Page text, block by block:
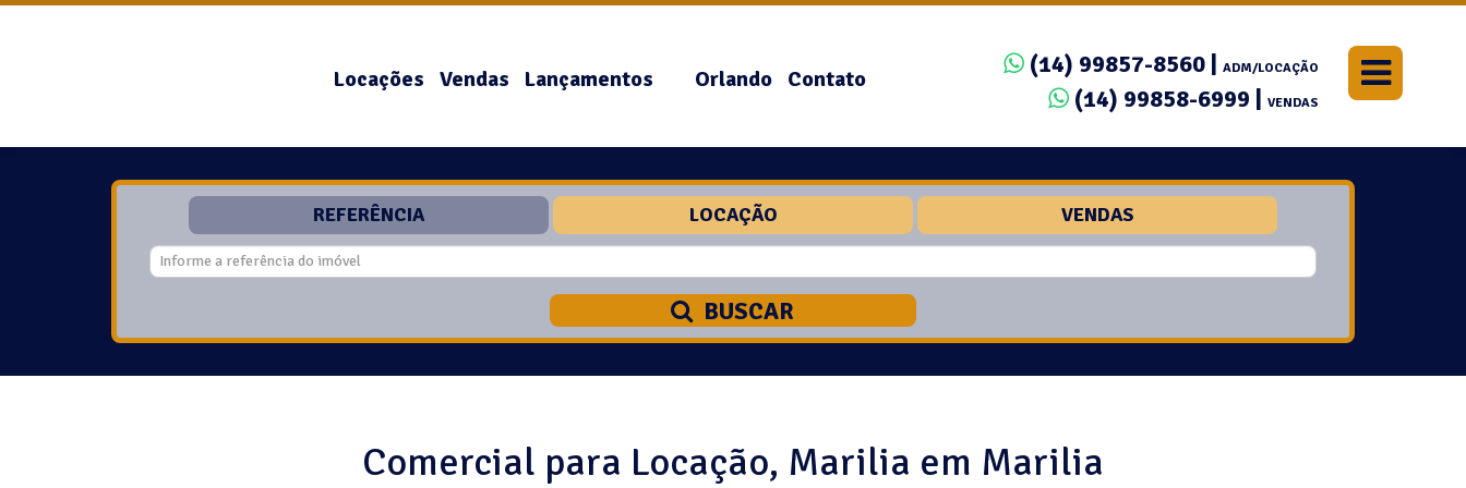
Locações Vendas Lançamentos Orlando Contato
(14) 99857-8560 | ADM/LOCAÇÃO
(14) 99858-6999 | VENDAS
REFERÊNCIA LOCAÇÃO VENDAS
BUSCAR
Comercial para Locação, Marilia em Marilia